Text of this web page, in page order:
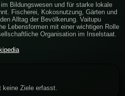
Bildungswesen und für starke lokale
Fischerei, Kokosnutzung, Gärten und
Alltag der Bevölkerung. Vaitupu
Lebensformen mit einer wichtigen Rolle
Organisation im Inselstaat.
keine Ziele erfasst.